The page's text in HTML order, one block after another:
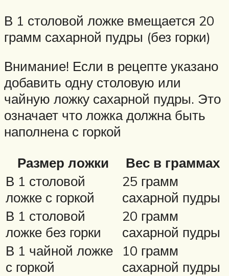
В 1 столовой ложке вмещается 20
грамм сахарной пудры (без горки)
Внимание! Если в рецепте указано
добавить одну столовую или
чайную ложку сахарной пудры. Это
означает что ложка должна быть
наполнена с горкой
Размер ложки
Вес в граммах
В 1 столовой
ложке с горкой
25 грамм
сахарной пудры
В 1 столовой
ложке без горки
20 грамм
сахарной пудры
В 1 чайной ложке
с горкой
10 грамм
сахарной пудры